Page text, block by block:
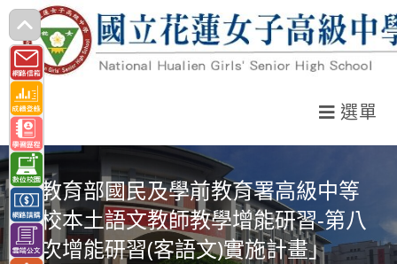
跳
轉
至
主
要
內
容
選單
「教育部國民及學前教育署高級中等
學校本土語文教師教學增能研習-第八
梯次增能研習(客語文)實施計畫」